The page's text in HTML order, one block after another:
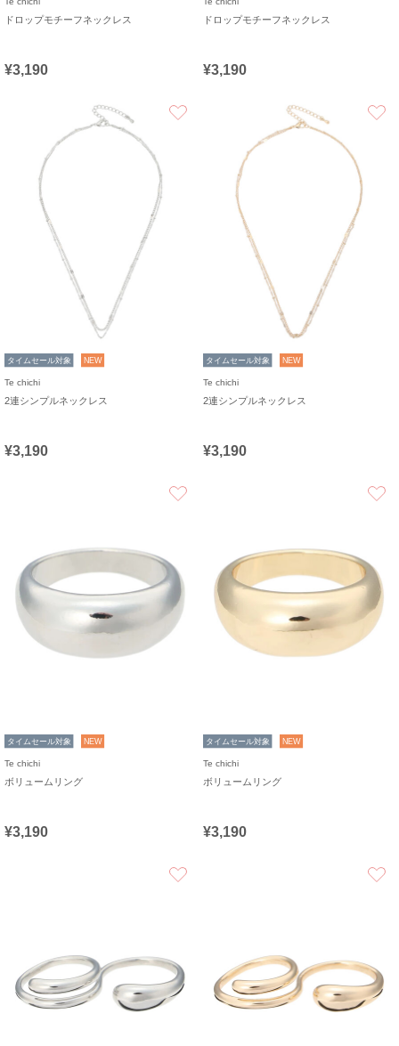
ドロップモチーフネックレス
¥3,190
ドロップモチーフネックレス
¥3,190
タイムセール対象 NEW
Te chichi
2連シンプルネックレス
¥3,190
タイムセール対象 NEW
Te chichi
2連シンプルネックレス
¥3,190
タイムセール対象 NEW
Te chichi
ボリュームリング
¥3,190
タイムセール対象 NEW
Te chichi
ボリュームリング
¥3,190